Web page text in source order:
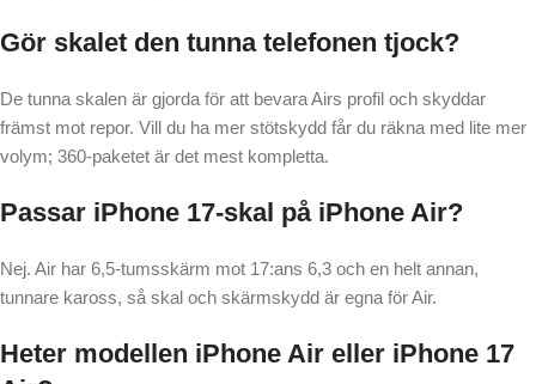
Gör skalet den tunna telefonen tjock?
De tunna skalen är gjorda för att bevara Airs profil och skyddar
främst mot repor. Vill du ha mer stötskydd får du räkna med lite mer
volym; 360-paketet är det mest kompletta.
Passar iPhone 17-skal på iPhone Air?
Nej. Air har 6,5-tumsskärm mot 17:ans 6,3 och en helt annan,
tunnare kaross, så skal och skärmskydd är egna för Air.
Heter modellen iPhone Air eller iPhone 17